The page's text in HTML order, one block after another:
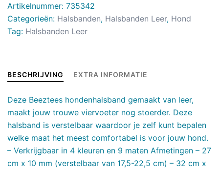
Artikelnummer: 735342
Categorieën: Halsbanden, Halsbanden Leer, Hond
Tag: Halsbanden Leer
BESCHRIJVING EXTRA INFORMATIE
Deze Beeztees hondenhalsband gemaakt van leer,
maakt jouw trouwe viervoeter nog stoerder. Deze
halsband is verstelbaar waardoor je zelf kunt bepalen
welke maat het meest comfortabel is voor jouw hond.
– Verkrijgbaar in 4 kleuren en 9 maten Afmetingen – 27
cm x 10 mm (verstelbaar van 17,5-22,5 cm) – 32 cm x